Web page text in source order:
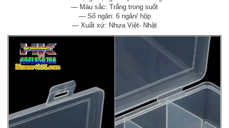
— Màu sắc: Trắng trong suốt
— Số ngăn: 6 ngăn/ hộp
— Xuất xứ: Nhựa Việt- Nhật